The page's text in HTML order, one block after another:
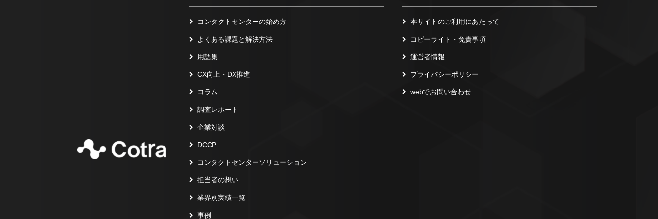
コンタクトセンターの始め方
よくある課題と解決方法
用語集
CX向上・DX推進
コラム
調査レポート
企業対談
DCCP
コンタクトセンターソリューション
担当者の想い
業界別実績一覧
事例
本サイトのご利用にあたって
コピーライト・免責事項
運営者情報
プライバシーポリシー
webでお問い合わせ